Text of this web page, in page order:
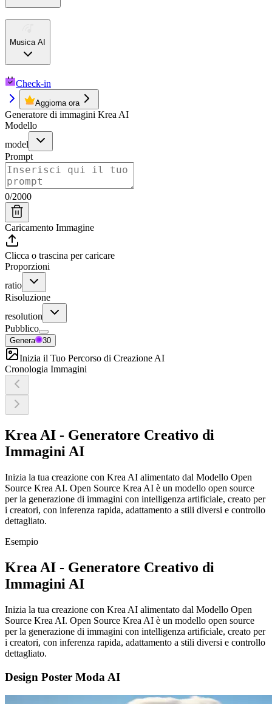
Musica AI
Check-in
Aggiorna ora
Generatore di immagini Krea AI
Modello
model
Prompt
0/2000
Caricamento Immagine
Clicca o trascina per caricare
Proporzioni
ratio
Risoluzione
resolution
Pubblico
Genera 30
Inizia il Tuo Percorso di Creazione AI
Cronologia Immagini
Krea AI - Generatore Creativo di
Immagini AI
Inizia la tua creazione con Krea AI alimentato dal Modello Open
Source Krea AI. Open Source Krea AI è un modello open source
per la generazione di immagini con intelligenza artificiale, creato per
i creatori, con inferenza rapida, adattamento a stili diversi e controllo
dettagliato.
Esempio
Krea AI - Generatore Creativo di
Immagini AI
Inizia la tua creazione con Krea AI alimentato dal Modello Open
Source Krea AI. Open Source Krea AI è un modello open source
per la generazione di immagini con intelligenza artificiale, creato per
i creatori, con inferenza rapida, adattamento a stili diversi e controllo
dettagliato.
Design Poster Moda AI